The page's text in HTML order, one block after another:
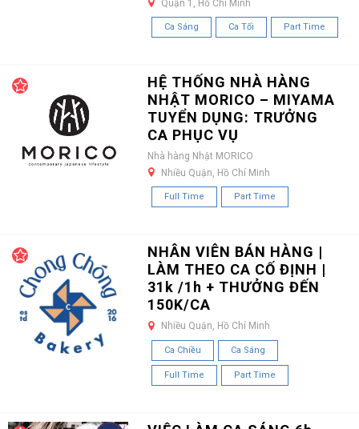
Quận 1, Hồ Chí Minh
Ca Sáng Ca Tối Part Time
HỆ THỐNG NHÀ HÀNG
NHẬT MORICO – MIYAMA
TUYỂN DỤNG: TRƯỞNG
CA PHỤC VỤ
Nhà hàng Nhật MORICO
Nhiều Quận, Hồ Chí Minh
Full Time Part Time
NHÂN VIÊN BÁN HÀNG |
LÀM THEO CA CỐ ĐỊNH |
31k /1h + THƯỞNG ĐẾN
150K/CA
Nhiều Quận, Hồ Chí Minh
Ca Chiều Ca Sáng
Full Time Part Time